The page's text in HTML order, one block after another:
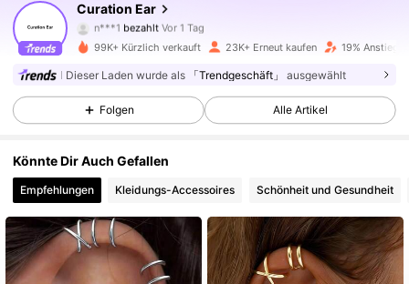
Curation Ear
4,82
9.5K Follower
n***1 bezahlt Vor 1 Tag
4,82 9.5K Follower
4,82 9.5K Follower
4,82 9.5K Follower
99K+ Kürzlich verkauft 23K+ Erneut kaufen 19% Anstieg
Dieser Laden wurde als 「Trendgeschäft」 ausgewählt
Folgen Alle Artikel
Könnte Dir Auch Gefallen
Empfehlungen Kleidungs-Accessoires Schönheit und Gesundheit